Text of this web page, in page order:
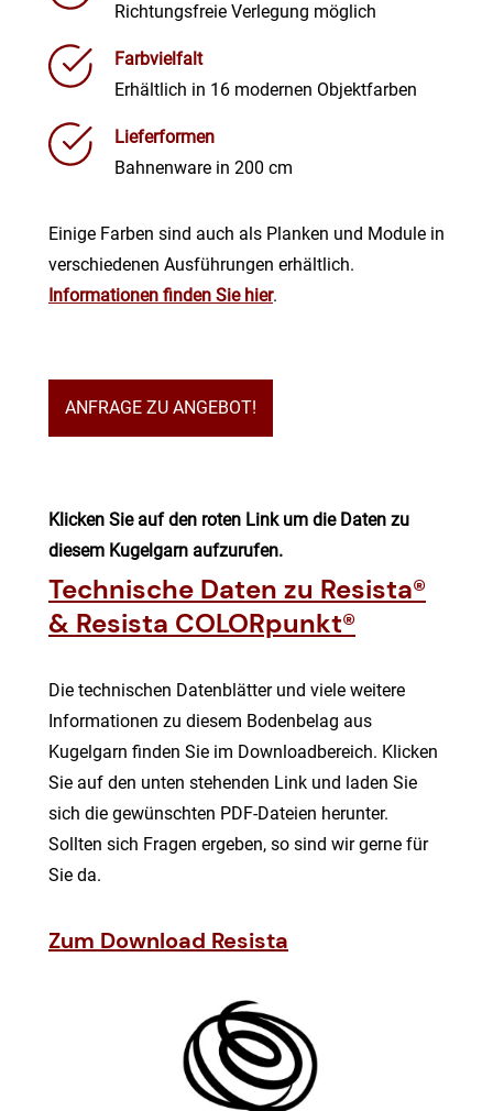
Richtungsfreie Verlegung möglich
Farbvielfalt
Erhältlich in 16 modernen Objektfarben
Lieferformen
Bahnenware in 200 cm
Einige Farben sind auch als Planken und Module in
verschiedenen Ausführungen erhältlich.
Informationen finden Sie hier.
ANFRAGE ZU ANGEBOT!
Klicken Sie auf den roten Link um die Daten zu
diesem Kugelgarn aufzurufen.
Technische Daten zu Resista®
& Resista COLORpunkt®
Die technischen Datenblätter und viele weitere
Informationen zu diesem Bodenbelag aus
Kugelgarn finden Sie im Downloadbereich. Klicken
Sie auf den unten stehenden Link und laden Sie
sich die gewünschten PDF-Dateien herunter.
Sollten sich Fragen ergeben, so sind wir gerne für
Sie da.
Zum Download Resista